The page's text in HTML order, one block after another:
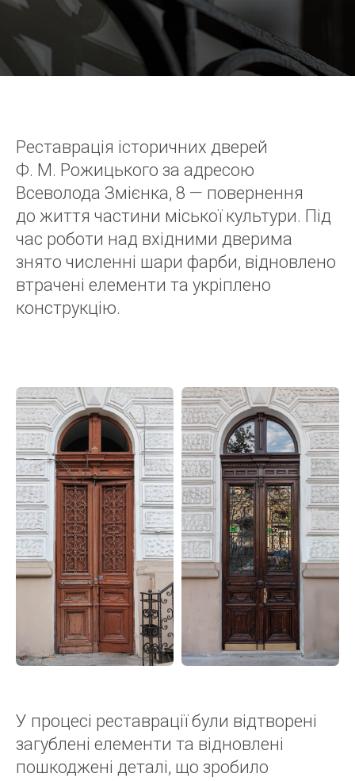
Реставрація історичних дверей
Ф. М. Рожицького за адресою
Всеволода Змієнка, 8 — повернення
до життя частини міської культури. Під
час роботи над вхідними дверима
знято численні шари фарби, відновлено
втрачені елементи та укріплено
конструкцію.
У процесі реставрації були відтворені
загублені елементи та відновлені
пошкоджені деталі, що зробило